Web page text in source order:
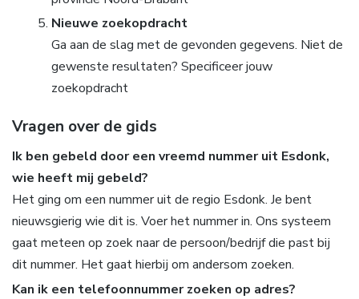
Nieuwe zoekopdracht
Ga aan de slag met de gevonden gegevens. Niet de
gewenste resultaten? Specificeer jouw
zoekopdracht
Vragen over de gids
Ik ben gebeld door een vreemd nummer uit Esdonk,
wie heeft mij gebeld?
Het ging om een nummer uit de regio Esdonk. Je bent
nieuwsgierig wie dit is. Voer het nummer in. Ons systeem
gaat meteen op zoek naar de persoon/bedrijf die past bij
dit nummer. Het gaat hierbij om andersom zoeken.
Kan ik een telefoonnummer zoeken op adres?